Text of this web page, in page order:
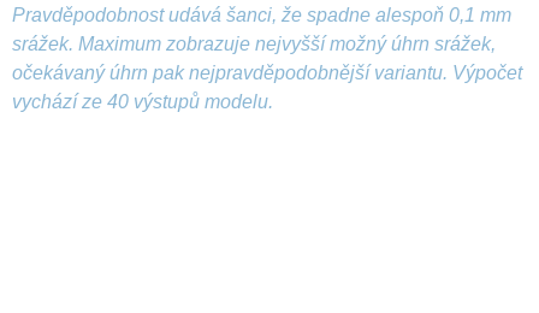
Pravděpodobnost udává šanci, že spadne alespoň 0,1 mm
srážek. Maximum zobrazuje nejvyšší možný úhrn srážek,
očekávaný úhrn pak nejpravděpodobnější variantu. Výpočet
vychází ze 40 výstupů modelu.